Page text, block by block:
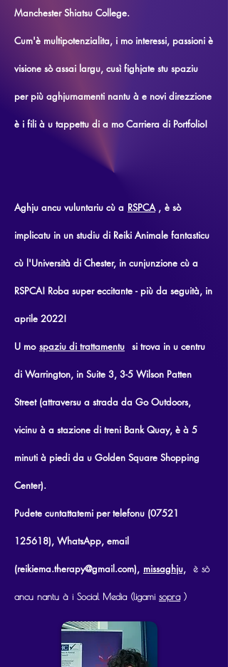
Manchester Shiatsu College.
Cum'è multipotenzialita, i mo interessi, passioni è
visione sò assai largu, cusì fighjate stu spaziu
per più aghjurnamenti nantu à e novi direzzione
è i fili à u tappettu di a mo Carriera di Portfolio!
Aghju ancu vuluntariu cù a RSPCA , è sò
implicatu in un studiu di Reiki Animale fantasticu
cù l'Università di Chester, in cunjunzione cù a
RSPCA! Roba super eccitante - più da seguità, in
aprile 2022!
U mo spaziu di trattamentu si trova in u centru
di Warrington, in Suite 3, 3-5 Wilson Patten
Street (attraversu a strada da Go Outdoors,
vicinu à a stazione di treni Bank Quay, è à 5
minuti à piedi da u Golden Square Shopping
Center).
Pudete cuntattatemi per telefonu (07521
125618), WhatsApp, email
(reikiema.therapy@gmail.com), missaghju, è sò
ancu nantu à i Social Media (ligami sopra )